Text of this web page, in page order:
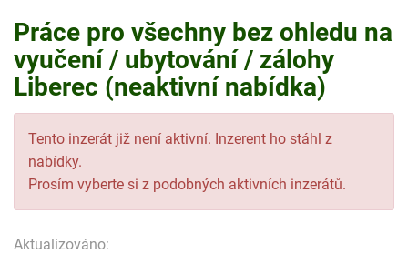
Práce pro všechny bez ohledu na
vyučení / ubytování / zálohy
Liberec (neaktivní nabídka)
Tento inzerát již není aktivní. Inzerent ho stáhl z
nabídky.
Prosím vyberte si z podobných aktivních inzerátů.
Aktualizováno: